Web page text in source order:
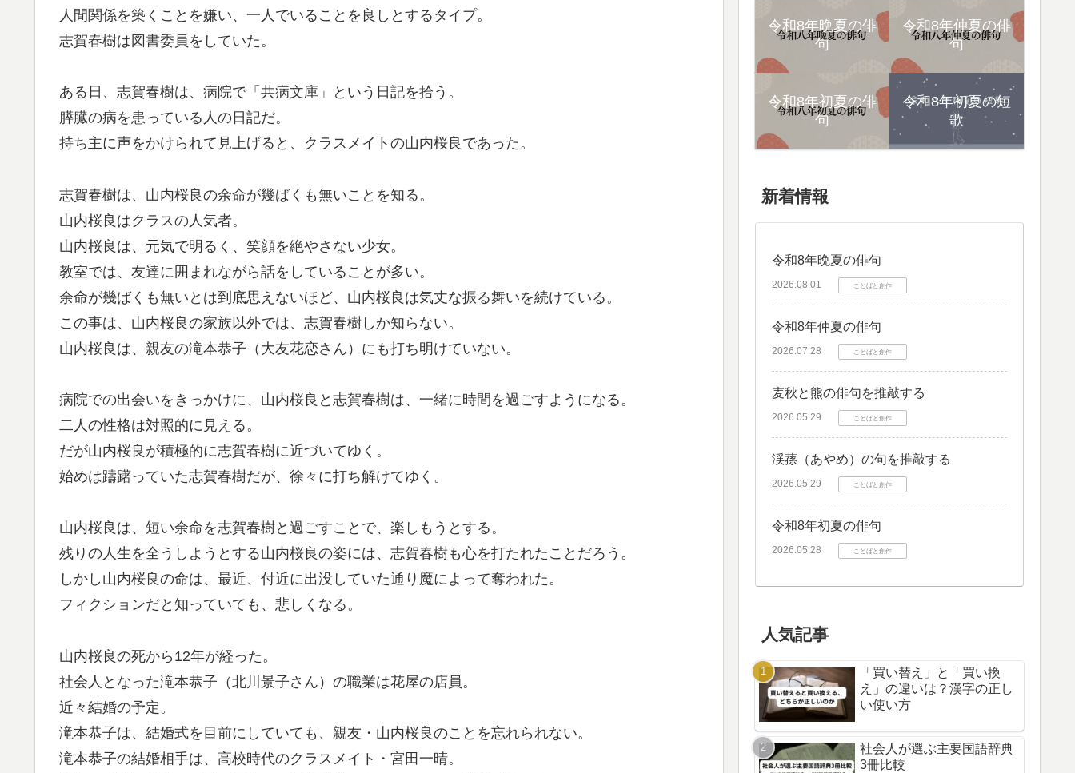
人間関係を築くことを嫌い、一人でいることを良しとするタイプ。
志賀春樹は図書委員をしていた。
ある日、志賀春樹は、病院で「共病文庫」という日記を拾う。
膵臓の病を患っている人の日記だ。
持ち主に声をかけられて見上げると、クラスメイトの山内桜良であった。
志賀春樹は、山内桜良の余命が幾ばくも無いことを知る。
山内桜良はクラスの人気者。
山内桜良は、元気で明るく、笑顔を絶やさない少女。
教室では、友達に囲まれながら話をしていることが多い。
余命が幾ばくも無いとは到底思えないほど、山内桜良は気丈な振る舞いを続けている。
この事は、山内桜良の家族以外では、志賀春樹しか知らない。
山内桜良は、親友の滝本恭子（大友花恋さん）にも打ち明けていない。
病院での出会いをきっかけに、山内桜良と志賀春樹は、一緒に時間を過ごすようになる。
二人の性格は対照的に見える。
だが山内桜良が積極的に志賀春樹に近づいてゆく。
始めは躊躇っていた志賀春樹だが、徐々に打ち解けてゆく。
山内桜良は、短い余命を志賀春樹と過ごすことで、楽しもうとする。
残りの人生を全うしようとする山内桜良の姿には、志賀春樹も心を打たれたことだろう。
しかし山内桜良の命は、最近、付近に出没していた通り魔によって奪われた。
フィクションだと知っていても、悲しくなる。
山内桜良の死から12年が経った。
社会人となった滝本恭子（北川景子さん）の職業は花屋の店員。
近々結婚の予定。
滝本恭子は、結婚式を目前にしていても、親友・山内桜良のことを忘れられない。
滝本恭子の結婚相手は、高校時代のクラスメイト・宮田一晴。
令和8年晩夏の俳
句
令和8年仲夏の俳
句
令和8年初夏の俳
句
令和8年初夏の短
歌
新着情報
令和8年晩夏の俳句
2026.08.01 ことばと創作
令和8年仲夏の俳句
2026.07.28 ことばと創作
麦秋と熊の俳句を推敲する
2026.05.29 ことばと創作
渓蓀（あやめ）の句を推敲する
2026.05.29 ことばと創作
令和8年初夏の俳句
2026.05.28 ことばと創作
人気記事
「買い替え」と「買い換
え」の違いは？漢字の正し
い使い方
社会人が選ぶ主要国語辞典
3冊比較